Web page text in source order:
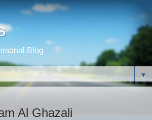
Blog
▼
Al Ghazali